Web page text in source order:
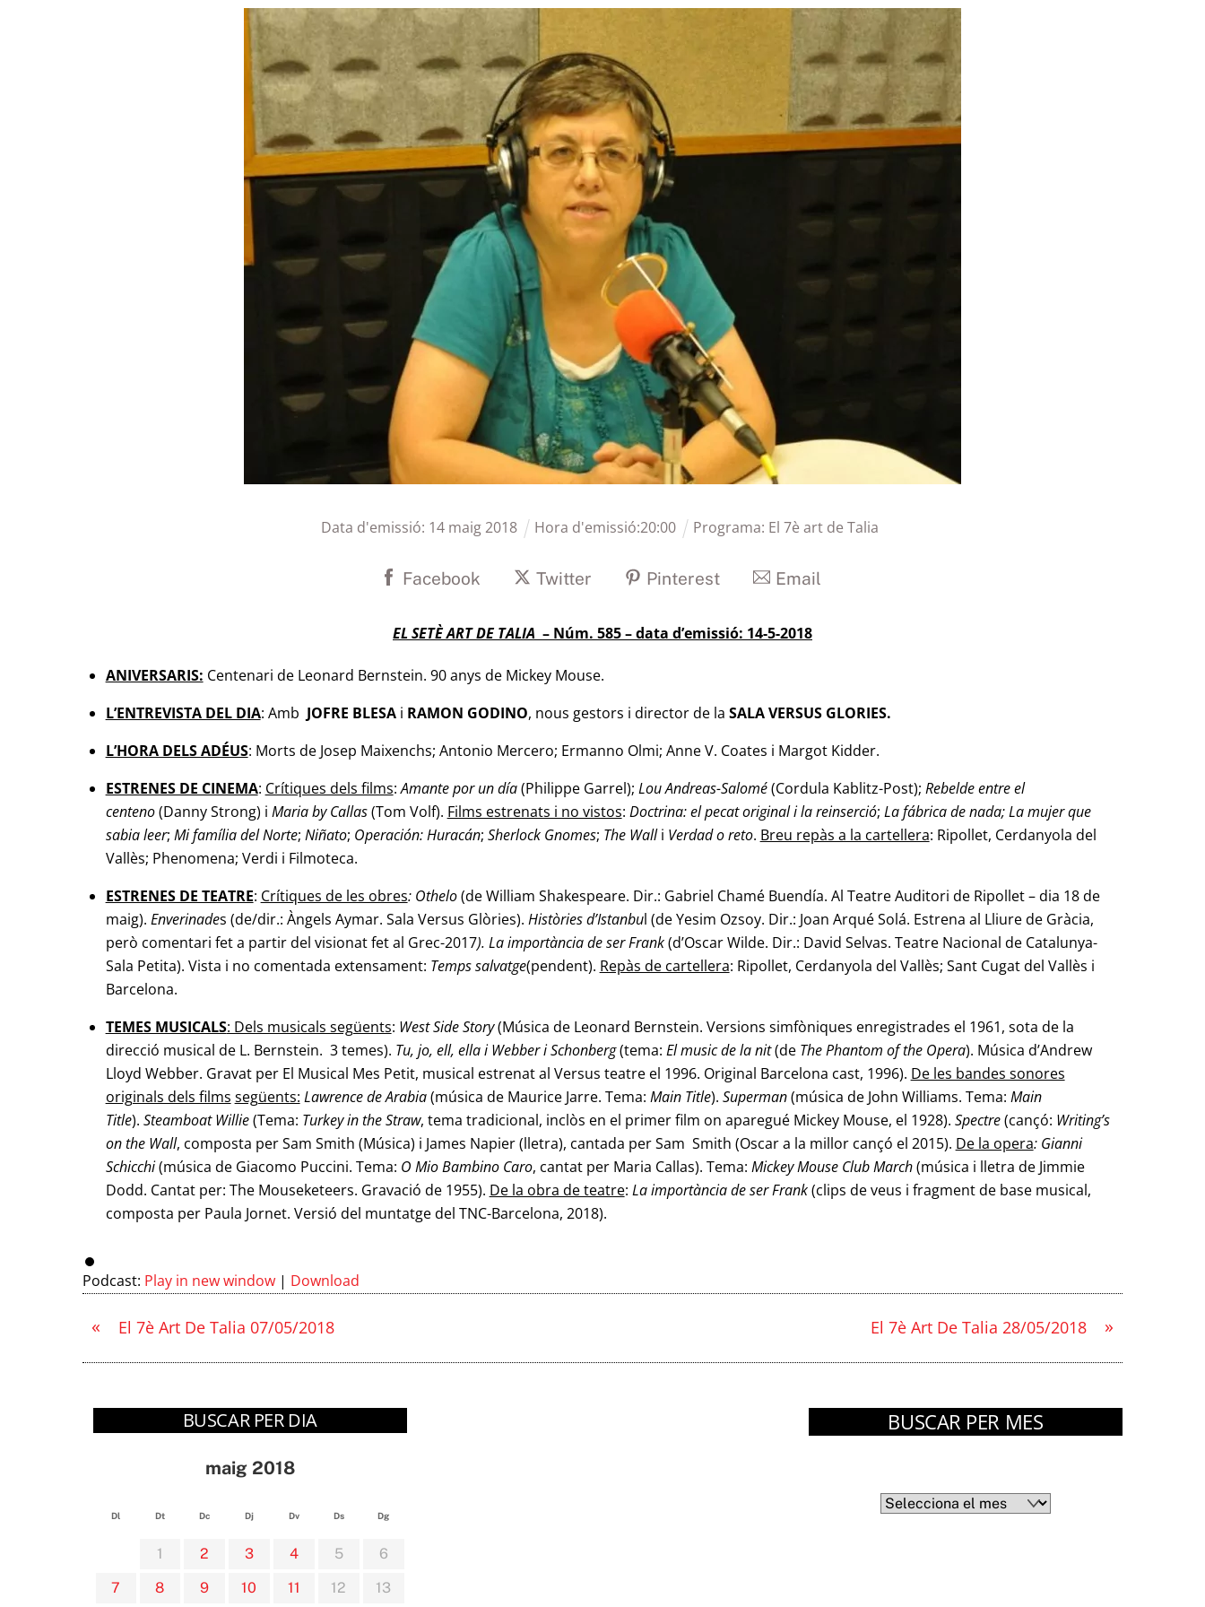
Data d'emissió: 14 maig2018 Hora d'emissió:20:00 Programa: El 7è art de Talia
Facebook Twitter Pinterest Email
EL SETÈ ART DE TALIA – Núm. 585 – data d’emissió: 14-5-2018
ANIVERSARIS: Centenari de Leonard Bernstein. 90 anys de Mickey Mouse.
L’ENTREVISTA DEL DIA: Amb JOFRE BLESAi RAMON GODINO, nous gestors i director de la SALA VERSUS GLORIES.
L’HORA DELS ADÉUS: Morts de Josep Maixenchs; Antonio Mercero; Ermanno Olmi; Anne V. Coates i Margot Kidder.
ESTRENES DE CINEMA: Crítiques dels films:Amante por un día(Philippe Garrel); Lou Andreas-Salomé(Cordula Kablitz-Post); Rebelde entre el
centeno(Danny Strong) i Maria by Callas(Tom Volf). Films estrenats i no vistos: Doctrina: el pecat original i la reinserció; La fábrica de nada; La mujer que
sabia leer; Mi família del Norte; Niñato; Operación: Huracán; Sherlock Gnomes; The Walli Verdad o reto. Breu repàs a la cartellera: Ripollet, Cerdanyola del
Vallès; Phenomena; Verdi i Filmoteca.
ESTRENES DE TEATRE: Crítiques de les obres: Othelo(de William Shakespeare. Dir.: Gabriel Chamé Buendía. Al Teatre Auditori de Ripollet – dia 18 de
maig). Enverinades (de/dir.: Àngels Aymar. Sala Versus Glòries). Històries d’Istanbul (de Yesim Ozsoy. Dir.: Joan Arqué Solá. Estrena al Lliure de Gràcia,
però comentari fet a partir del visionat fet al Grec-2017). La importància de ser Frank(d’Oscar Wilde. Dir.: David Selvas. Teatre Nacional de Catalunya-
Sala Petita). Vista i no comentada extensament: Temps salvatge(pendent). Repàs de cartellera: Ripollet, Cerdanyola del Vallès; Sant Cugat del Vallès i
Barcelona.
TEMES MUSICALS: Dels musicals següents: West Side Story(Música de Leonard Bernstein. Versions simfòniques enregistrades el 1961, sota de la
direcció musical de L. Bernstein. 3 temes). Tu, jo, ell, ella i Webber i Schonberg(tema: El music de la nit(de The Phantom of the Opera). Música d’Andrew
Lloyd Webber. Gravat per El Musical Mes Petit, musical estrenat al Versus teatre el 1996. Original Barcelona cast, 1996). De les bandes sonores
originals dels films següents: Lawrence de Arabia(música de Maurice Jarre. Tema: Main Title). Superman(música de John Williams. Tema: Main
Title). Steamboat Willie(Tema: Turkey in the Straw, tema tradicional, inclòs en el primer film on aparegué Mickey Mouse, el 1928). Spectre(cançó: Writing’s
on the Wall, composta per Sam Smith (Música) i James Napier (lletra), cantada per Sam Smith (Oscar a la millor cançó el 2015). De la opera: Gianni
Schicchi(música de Giacomo Puccini. Tema: O Mio Bambino Caro, cantat per Maria Callas). Tema: Mickey Mouse Club March(música i lletra de Jimmie
Dodd. Cantat per: The Mouseketeers. Gravació de 1955). De la obra de teatre: La importància de ser Frank(clips de veus i fragment de base musical,
composta per Paula Jornet. Versió del muntatge del TNC-Barcelona, 2018).
Podcast: Play in new window | Download
« El 7è Art De Talia 07/05/2018 »
El 7è Art De Talia 28/05/2018
BUSCAR PER DIA
maig 2018
Dl Dt Dc Dj Dv Ds Dg
1 2 3 4 5
6
7
8 9 10 11 12 13
BUSCAR PER MES
Arxius